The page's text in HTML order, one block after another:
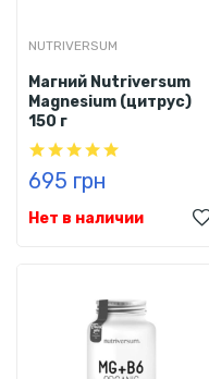
NUTRIVERSUM
Магний Nutriversum
Magnesium (цитрус)
150 г
695 грн
Нет в наличии